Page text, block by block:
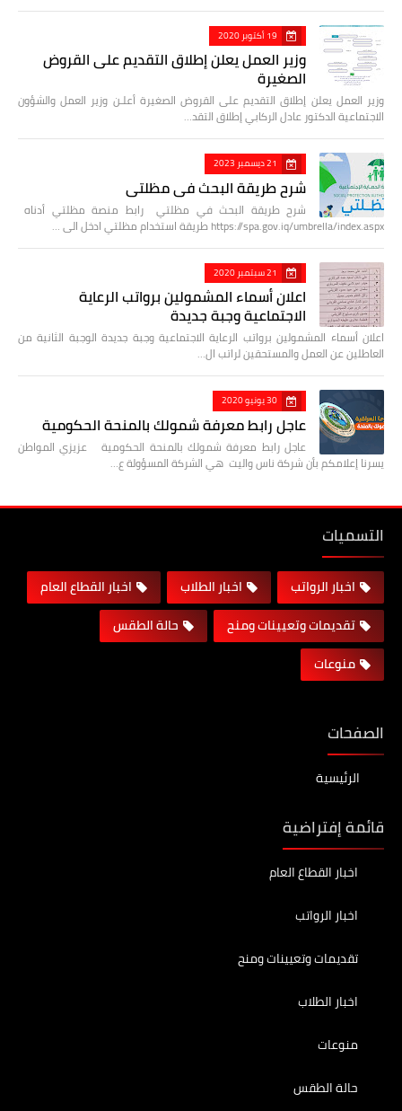
19 أكتوبر 2020
وزير العمل يعلن إطلاق التقديم على القروض
الصغيرة
وزير العمل يعلن إطلاق التقديم على القروض الصغيرة أعلـن وزير العمل والشؤون
الاجتماعية الدكتور عادل الركابي إطلاق التقد…
21 ديسمبر 2023
شرح طريقة البحث في مظلتي
شرح طريقة البحث في مظلتي رابط منصة مظلتي أدناه
https://spa.gov.iq/umbrella/index.aspx طريقة استخدام مظلتي ادخل الى …
21 سبتمبر 2020
اعلان أسماء المشمولين برواتب الرعاية
الاجتماعية وجبة جديدة
اعلان أسماء المشمولين برواتب الرعاية الاجتماعية وجبة جديدة الوجبة الثانية من
العاطلين عن العمل والمستحقين لراتب ال…
30 يونيو 2020
عاجل رابط معرفة شمولك بالمنحة الحكومية
عاجل رابط معرفة شمولك بالمنحة الحكومية عزيزي المواطن
يسرنا إعلامكم بأن شركة ناس واليت هي الشركة المسؤولة ع…
التسميات
اخبار الرواتب اخبار الطلاب
اخبار القطاع العام
تقديمات وتعيينات ومنح
حالة الطقس
منوعات
الصفحات
الرئيسية
قائمة إفتراضية
اخبار القطاع العام
اخبار الرواتب
تقديمات وتعيينات ومنح
اخبار الطلاب
منوعات
حالة الطقس